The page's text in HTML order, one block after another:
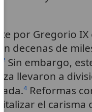
por Gregorio IX
decenas de
2Sin embargo,
llevaron a
4Reformas
el carisma